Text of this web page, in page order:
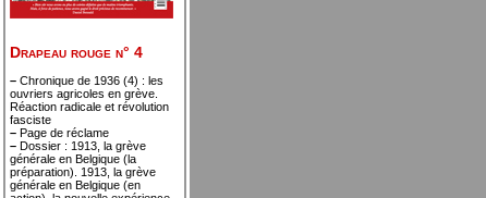
Drapeau rouge n° 4
– Chronique de 1936 (4) : les
ouvriers agricoles en grève.
Réaction radicale et révolution
fasciste
– Page de réclame
– Dossier : 1913, la grève
générale en Belgique (la
préparation). 1913, la grève
générale en Belgique (en